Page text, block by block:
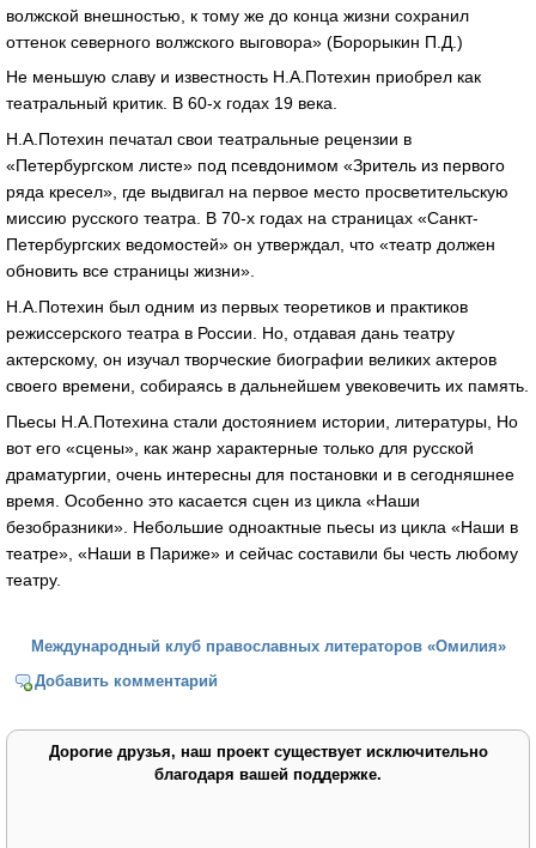
волжской внешностью, к тому же до конца жизни сохранил
оттенок северного волжского выговора» (Борорыкин П.Д.)
Не меньшую славу и известность Н.А.Потехин приобрел как
театральный критик. В 60-х годах 19 века.
Н.А.Потехин печатал свои театральные рецензии в
«Петербургском листе» под псевдонимом «Зритель из первого
ряда кресел», где выдвигал на первое место просветительскую
миссию русского театра. В 70-х годах на страницах «Санкт-
Петербургских ведомостей» он утверждал, что «театр должен
обновить все страницы жизни».
Н.А.Потехин был одним из первых теоретиков и практиков
режиссерского театра в России. Но, отдавая дань театру
актерскому, он изучал творческие биографии великих актеров
своего времени, собираясь в дальнейшем увековечить их память.
Пьесы Н.А.Потехина стали достоянием истории, литературы, Но
вот его «сцены», как жанр характерные только для русской
драматургии, очень интересны для постановки и в сегодняшнее
время. Особенно это касается сцен из цикла «Наши
безобразники». Небольшие одноактные пьесы из цикла «Наши в
театре», «Наши в Париже» и сейчас составили бы честь любому
театру.
Международный клуб православных литераторов «Омилия»
Добавить комментарий
Дорогие друзья, наш проект существует исключительно
благодаря вашей поддержке.